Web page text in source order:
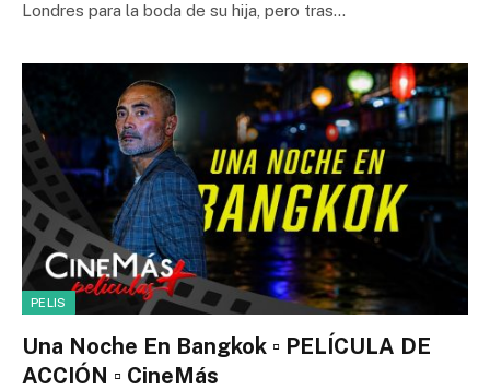
Londres para la boda de su hija, pero tras…
PELIS
Una Noche En Bangkok ▫️ PELÍCULA DE
ACCIÓN ▫️ CineMás